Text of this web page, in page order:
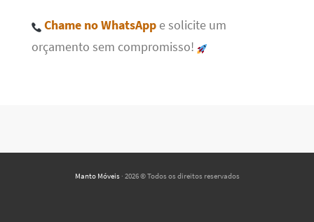
Chame no WhatsAppe solicite um
orçamento sem compromisso!
Manto Móveis· 2026 © Todos os direitos reservados